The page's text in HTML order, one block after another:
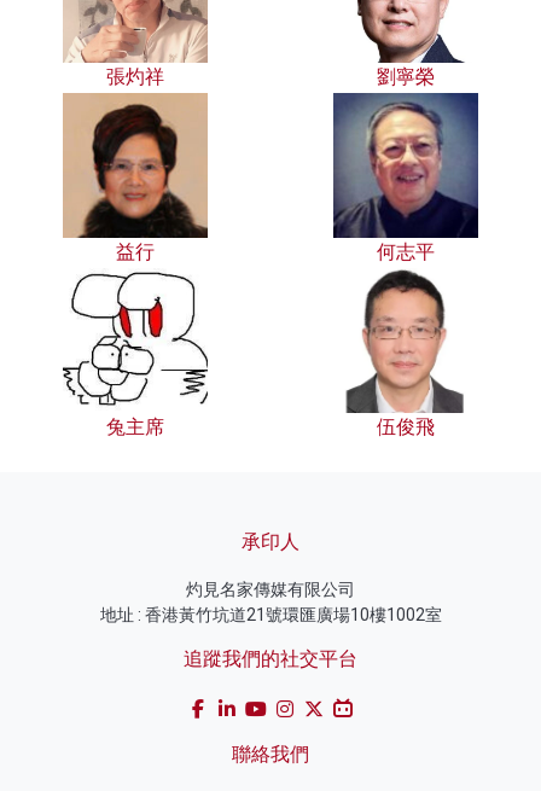
張灼祥 劉寧榮
益行 何志平
兔主席 伍俊飛
承印人
灼見名家傳媒有限公司
地址 : 香港黃竹坑道21號環匯廣場10樓1002室
追蹤我們的社交平台
聯絡我們